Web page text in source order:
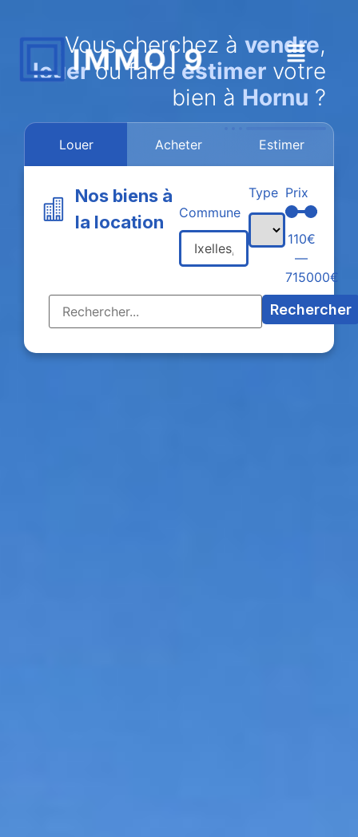
Vous cherchez à vendre,
louerou faire estimer votre
bien à Hornu ?
Louer Acheter Estimer
Nos biens à
la location
Prix
110€
—
715000€
Type
Commune
Rechercher